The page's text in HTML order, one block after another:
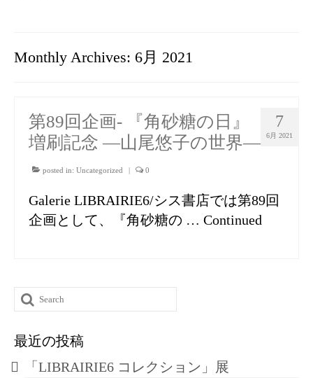
Monthly Archives: 6月 2021
7
6月 2021
第89回企画- 『角砂糖の日』
増刷記念 ―山尾悠子の世界―
posted in: Uncategorized | 0
Galerie LIBRAIRIE6/シス書店では第89回
企画として、『角砂糖の … Continued
Search
for:
最近の投稿
「LIBRAIRIE6 コレクション」展